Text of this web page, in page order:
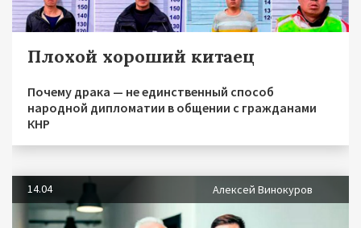
Плохой хороший китаец
Почему драка — не единственный способ
народной дипломатии в общении с гражданами
КНР
14.04 Алексей Винокуров